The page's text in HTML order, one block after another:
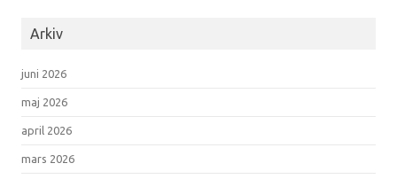
Arkiv
juni 2026
maj 2026
april 2026
mars 2026